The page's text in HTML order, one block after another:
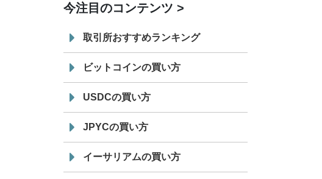
19:30
てステーブルコイン「JPYSC」徹底解
説セミナーを開催
今注目のコンテンツ
取引所おすすめランキング
ビットコインの買い方
USDCの買い方
JPYCの買い方
イーサリアムの買い方